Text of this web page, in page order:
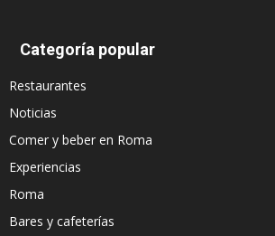
Categoría popular
Restaurantes
Noticias
Comer y beber en Roma
Experiencias
Roma
Bares y cafeterías